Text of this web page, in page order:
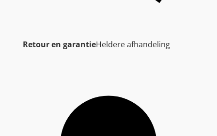
Retour en garantieHeldere afhandeling